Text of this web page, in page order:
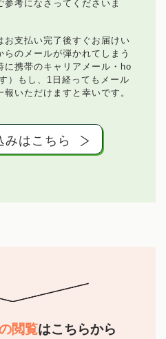
考になさってくださいま
お支払い完了後すぐお届けい
のメールが弾かれてしまう
に携帯のキャリアメール・ho
）もし、1日経ってもメール
いただけますと幸いです。
みはこちら
閲覧はこちらから